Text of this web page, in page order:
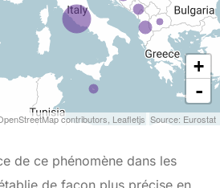
de ce phénomène dans les